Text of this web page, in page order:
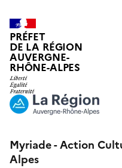
PRÉFET
DE LA RÉGION
AUVERGNE-
RHÔNE-ALPES
Myriade - Action
Alpes